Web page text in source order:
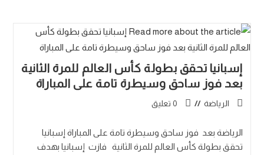
إسبانيا تحقق بطولة كأس العالم للمرة الثانية
بعد فوز ساحق وسيطرة تامة على المباراة
الرياضة 0 تعليق
الرياضة بعد فوز ساحق وسيطرة تامة على المباراة إسبانيا
تحقق بطولة كأس العالم للمرة الثانية فازت إسبانيا بهدف